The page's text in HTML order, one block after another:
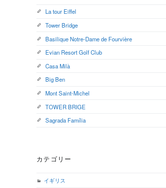
La tour Eiffel
Tower Bridge
Basilique Notre-Dame de Fourvière
Evian Resort Golf Club
Casa Milà
Big Ben
Mont Saint-Michel
TOWER BRIGE
Sagrada Família
カテゴリー
イギリス